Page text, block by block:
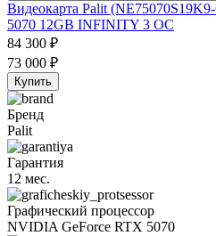
Видеокарта Palit
5070 12GB INFINITY 3 OC
84 300 ₽
73 000 ₽
Купить
Бренд
Palit
Гарантия
12 мес.
Графический процессор
NVIDIA GeForce RTX 5070